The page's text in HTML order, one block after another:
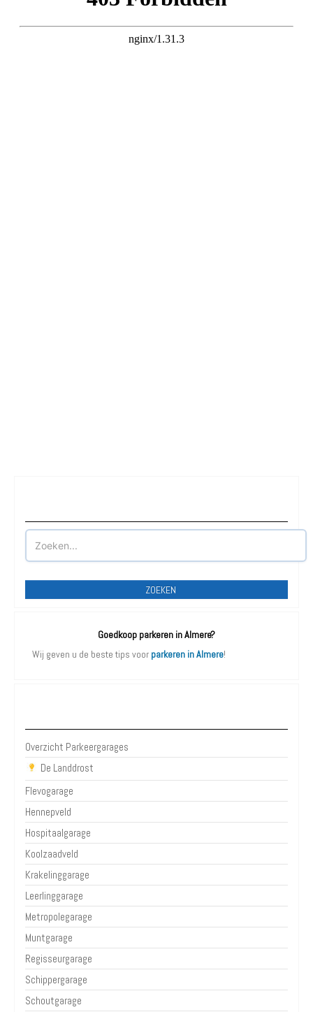
ZOEKEN
Goedkoop parkeren in Almere?
Wij geven u de beste tips voor parkeren in Almere!
Overzicht Parkeergarages
De Landdrost
Flevogarage
Hennepveld
Hospitaalgarage
Koolzaadveld
Krakelinggarage
Leerlinggarage
Metropolegarage
Muntgarage
Regisseurgarage
Schippergarage
Schoutgarage